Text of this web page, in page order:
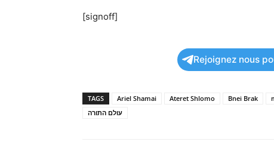
[signoff]
Rejoignez nous
TAGS Ariel Shamai Ateret Shlomo Bnei Brak
עולם התורה